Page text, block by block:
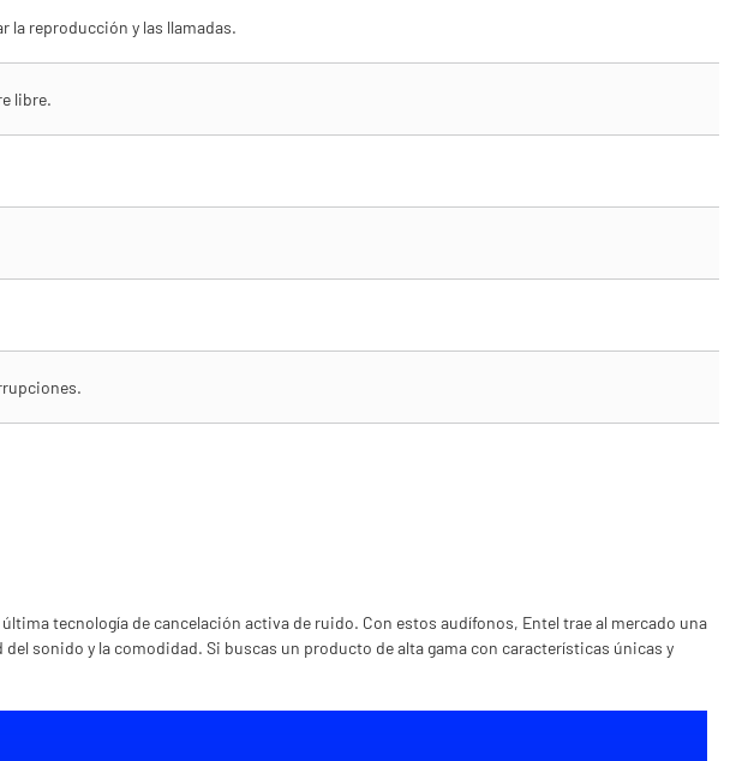
la reproducción y las llamadas.
libre.
tecnología de cancelación activa de ruido. Con estos audífonos, Entel trae al mercado una
sonido y la comodidad. Si buscas un producto de alta gama con características únicas y